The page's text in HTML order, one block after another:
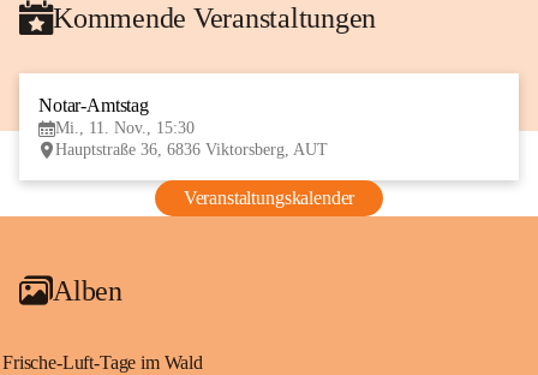
Kommende Veranstaltungen
Notar-Amtstag
Mi., 11. Nov., 15:30
Hauptstraße 36, 6836 Viktorsberg, AUT
Veranstaltungskalender
Alben
Frische-Luft-Tage im Wald